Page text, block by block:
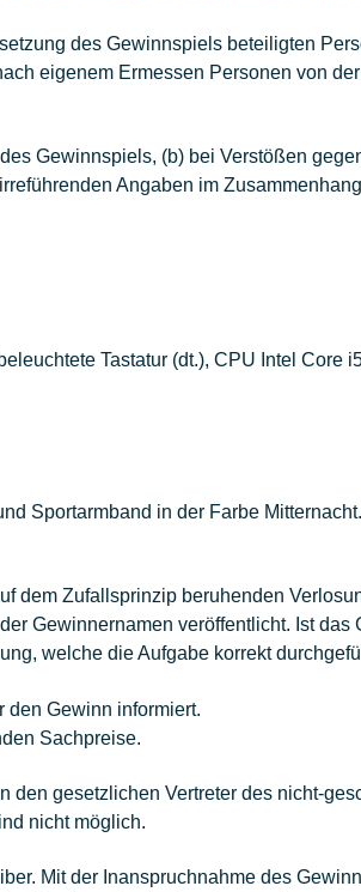
des Gewinnspiels beteiligten
eigenem Ermessen Personen von
Gewinnspiels, (b) bei Verstößen
Angaben im
Tastatur (dt.), CPU Intel Core
Sportarmband in der Farbe
dem Zufallsprinzip beruhenden
Gewinnernamen veröffentlicht. Ist das
welche die Aufgabe korrekt
den Gewinn informiert.
Sachpreise.
gesetzlichen Vertreter des nicht-
nicht möglich.
Mit der Inanspruchnahme des